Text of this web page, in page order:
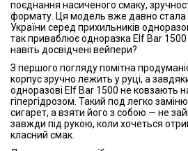
поєднання насиченого смаку,
формату. Ця модель вже давно стала
України серед прихильників
так приваблює одноразка Elf Bar 1500
навіть досвідчені вейпери?
З першого погляду помітна
корпус зручно лежить у руці, а
одноразові Elf Bar 1500 не ковзають
гіпергідрозом. Такий под легко
сигарет, а взяти його з собою — не
завжди під рукою, коли хочеться
класний смак.